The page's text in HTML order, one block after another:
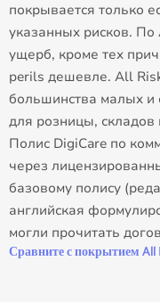
покрывается только
указанных рисков. По
ущерб, кроме тех
perils дешевле. All
большинства малых и
для розницы, складов
Полис DigiCare по
через
базовому полису
английская
могли прочитать
Сравните с покрытием All